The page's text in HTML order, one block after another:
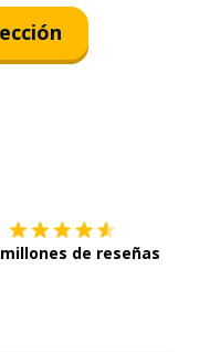
millones de reseñas